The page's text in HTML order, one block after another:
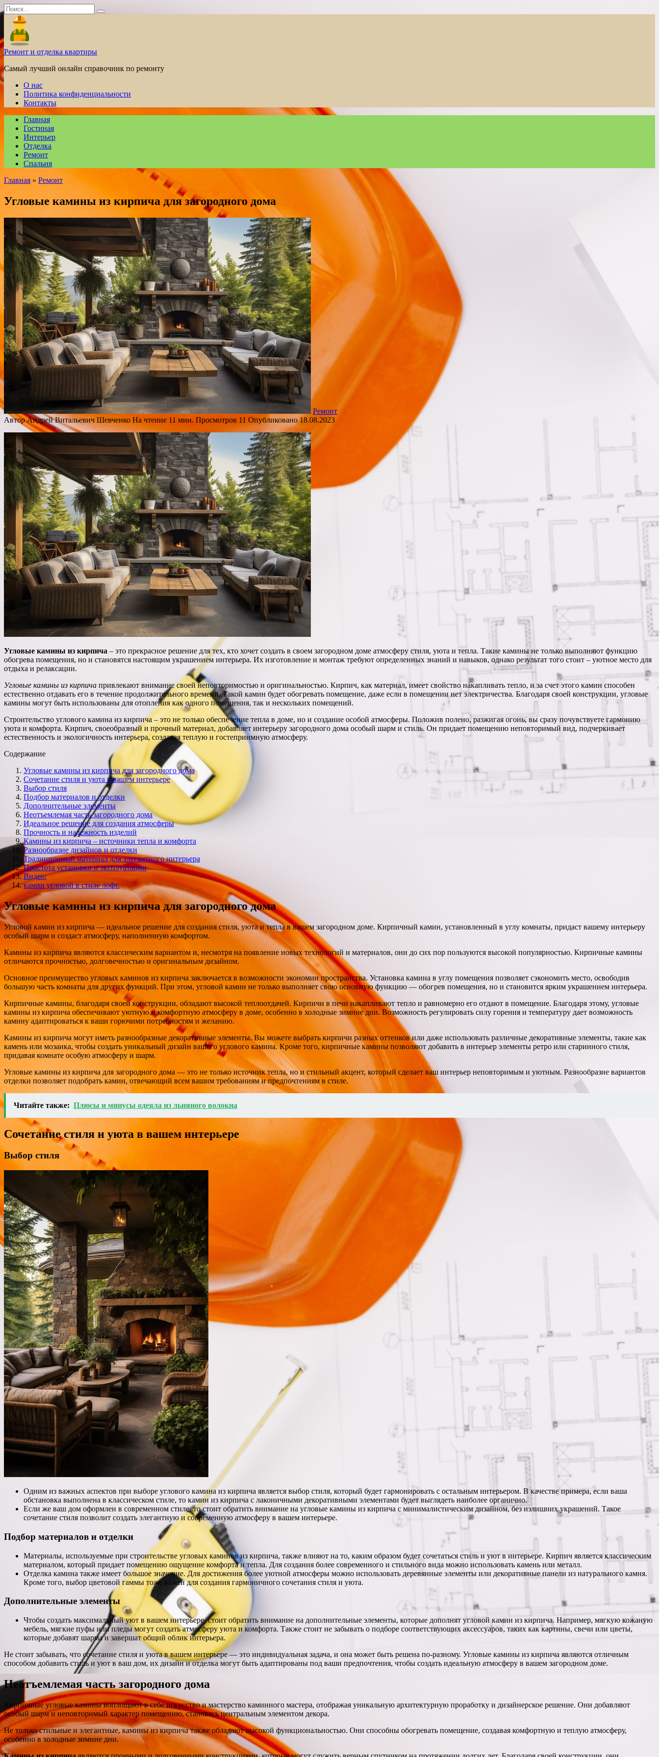
Перейти
к
содержанию
Search
for:
Ремонт и отделка квартиры
Самый лучший онлайн справочник по ремонту
О нас
Политика конфиденциальности
Контакты
Главная
Гостиная
Интерьер
Отделка
Ремонт
Спальня
Главная » Ремонт
Угловые камины из кирпича для загородного дома
Ремонт
АвторАндрей Витальевич Шевченко На чтение 11 мин. Просмотров 11 Опубликовано 18.08.2023
Угловые камины из кирпича – это прекрасное решение для тех, кто хочет создать в своем загородном доме атмосферу стиля, уюта и тепла. Такие камины не только выполняют функцию
обогрева помещения, но и становятся настоящим украшением интерьера. Их изготовление и монтаж требуют определенных знаний и навыков, однако результат того стоит – уютное место для
отдыха и релаксации.
Угловые камины из кирпича привлекают внимание своей неповторимостью и оригинальностью. Кирпич, как материал, имеет свойство накапливать тепло, и за счет этого камин способен
естественно отдавать его в течение продолжительного времени. Такой камин будет обогревать помещение, даже если в помещении нет электричества. Благодаря своей конструкции, угловые
камины могут быть использованы для отопления как одного помещения, так и нескольких помещений.
Строительство углового камина из кирпича – это не только обеспечение тепла в доме, но и создание особой атмосферы. Положив полено, разжигая огонь, вы сразу почувствуете гармонию
уюта и комфорта. Кирпич, своеобразный и прочный материал, добавляет интерьеру загородного дома особый шарм и стиль. Он придает помещению неповторимый вид, подчеркивает
естественность и экологичность интерьера, создавая теплую и гостеприимную атмосферу.
Содержание
Угловые камины из кирпича для загородного дома
Сочетание стиля и уюта в вашем интерьере
Выбор стиля
Подбор материалов и отделки
Дополнительные элементы
Неотъемлемая часть загородного дома
Идеальное решение для создания атмосферы
Прочность и надежность изделий
Камины из кирпича – источники тепла и комфорта
Разнообразие дизайнов и отделки
Традиционный материал для элегантного интерьера
Простота установки и эксплуатации
Видео:
камин угловой в стиле лофт.
Угловые камины из кирпича для загородного дома
Угловой камин из кирпича — идеальное решение для создания стиля, уюта и тепла в вашем загородном доме. Кирпичный камин, установленный в углу комнаты, придаст вашему интерьеру
особый шарм и создаст атмосферу, наполненную комфортом.
Камины из кирпича являются классическим вариантом и, несмотря на появление новых технологий и материалов, они до сих пор пользуются высокой популярностью. Кирпичные камины
отличаются прочностью, долговечностью и оригинальным дизайном.
Основное преимущество угловых каминов из кирпича заключается в возможности экономии пространства. Установка камина в углу помещения позволяет сэкономить место, освободив
большую часть комнаты для других функций. При этом, угловой камин не только выполняет свою основную функцию — обогрев помещения, но и становится ярким украшением интерьера.
Кирпичные камины, благодаря своей конструкции, обладают высокой теплоотдачей. Кирпичи в печи накапливают тепло и равномерно его отдают в помещение. Благодаря этому, угловые
камины из кирпича обеспечивают уютную и комфортную атмосферу в доме, особенно в холодные зимние дни. Возможность регулировать силу горения и температуру дает возможность
камину адаптироваться к ваши горючими потребностям и желанию.
Камины из кирпича могут иметь разнообразные декоративные элементы. Вы можете выбрать кирпичи разных оттенков или даже использовать различные декоративные элементы, такие как
камень или мозаика, чтобы создать уникальный дизайн вашего углового камина. Кроме того, кирпичные камины позволяют добавить в интерьер элементы ретро или старинного стиля,
придавая комнате особую атмосферу и шарм.
Угловые камины из кирпича для загородного дома — это не только источник тепла, но и стильный акцент, который сделает ваш интерьер неповторимым и уютным. Разнообразие вариантов
отделки позволяет подобрать камин, отвечающий всем вашим требованиям и предпочтениям в стиле.
Читайте также: Плюсы и минусы одеяла из льняного волокна
Сочетание стиля и уюта в вашем интерьере
Выбор стиля
Одним из важных аспектов при выборе углового камина из кирпича является выбор стиля, который будет гармонировать с остальным интерьером. В качестве примера, если ваша
обстановка выполнена в классическом стиле, то камин из кирпича с лаконичными декоративными элементами будет выглядеть наиболее органично.
Если же ваш дом оформлен в современном стиле, то стоит обратить внимание на угловые камины из кирпича с минималистическим дизайном, без излишних украшений. Такое
сочетание стиля позволит создать элегантную и современную атмосферу в вашем интерьере.
Подбор материалов и отделки
Материалы, используемые при строительстве угловых каминов из кирпича, также влияют на то, каким образом будет сочетаться стиль и уют в интерьере. Кирпич является классическим
материалом, который придает помещению ощущение комфорта и тепла. Для создания более современного и стильного вида можно использовать камень или металл.
Отделка камина также имеет большое значение. Для достижения более уютной атмосферы можно использовать деревянные элементы или декоративные панели из натурального камня.
Кроме того, выбор цветовой гаммы тоже важен для создания гармоничного сочетания стиля и уюта.
Дополнительные элементы
Чтобы создать максимальный уют в вашем интерьере, стоит обратить внимание на дополнительные элементы, которые дополнят угловой камин из кирпича. Например, мягкую кожаную
мебель, мягкие пуфы или пледы могут создать атмосферу уюта и комфорта. Также стоит не забывать о подборе соответствующих аксессуаров, таких как картины, свечи или цветы,
которые добавят шарма и завершат общий облик интерьера.
Не стоит забывать, что сочетание стиля и уюта в вашем интерьере — это индивидуальная задача, и она может быть решена по-разному. Угловые камины из кирпича являются отличным
способом добавить стиль и уют в ваш дом, их дизайн и отделка могут быть адаптированы под ваши предпочтения, чтобы создать идеальную атмосферу в вашем загородном доме.
Неотъемлемая часть загородного дома
Кирпичные угловые камины воплощают в себе искусство и мастерство каминного мастера, отображая уникальную архитектурную проработку и дизайнерское решение. Они добавляют
особый шарм и неповторимый характер помещению, становясь центральным элементом декора.
Не только стильные и элегантные, камины из кирпича также обладают высокой функциональностью. Они способны обогревать помещение, создавая комфортную и теплую атмосферу,
особенно в холодные зимние дни.